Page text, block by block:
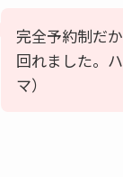
完全予約制だ
回れました。
マ）